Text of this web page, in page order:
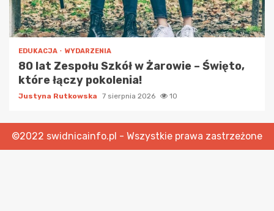
EDUKACJA WYDARZENIA
80 lat Zespołu Szkół w Żarowie – Święto,
które łączy pokolenia!
Justyna Rutkowska 7 sierpnia 2026 10
©2022 swidnicainfo.pl - Wszystkie prawa zastrzeżone